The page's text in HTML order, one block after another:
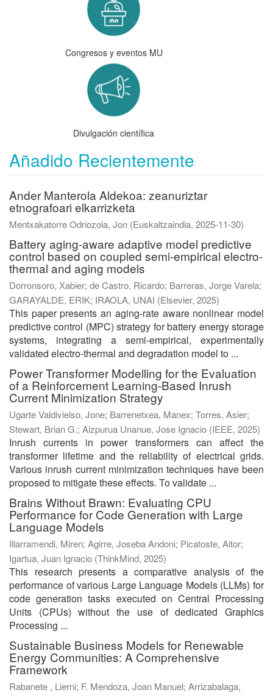
Congresos y eventos MU
Divulgación científica
Añadido Recientemente
Ander Manterola Aldekoa: zeanuriztar
etnografoari elkarrizketa
Mentxakatorre Odriozola, Jon (Euskaltzaindia, 2025-11-30)
Battery aging-aware adaptive model predictive
control based on coupled semi-empirical electro-
thermal and aging models
Dorronsoro, Xabier; de Castro, Ricardo; Barreras, Jorge Varela;
GARAYALDE, ERIK; IRAOLA, UNAI (Elsevier, 2025)
This paper presents an aging-rate aware nonlinear model
predictive control (MPC) strategy for battery energy storage
systems, integrating a semi-empirical, experimentally
validated electro-thermal and degradation model to ...
Power Transformer Modelling for the Evaluation
of a Reinforcement Learning-Based Inrush
Current Minimization Strategy
Ugarte Valdivielso, Jone; Barrenetxea, Manex; Torres, Asier;
Stewart, Brian G.; Aizpurua Unanue, Jose Ignacio (IEEE, 2025)
Inrush currents in power transformers can affect the
transformer lifetime and the reliability of electrical grids.
Various inrush current minimization techniques have been
proposed to mitigate these effects. To validate ...
Brains Without Brawn: Evaluating CPU
Performance for Code Generation with Large
Language Models
Illarramendi, Miren; Agirre, Joseba Andoni; Picatoste, Aitor;
Igartua, Juan Ignacio (ThinkMind, 2025)
This research presents a comparative analysis of the
performance of various Large Language Models (LLMs) for
code generation tasks executed on Central Processing
Units (CPUs) without the use of dedicated Graphics
Processing ...
Sustainable Business Models for Renewable
Energy Communities: A Comprehensive
Framework
Rabanete , Lierni; F. Mendoza, Joan Manuel; Arrizabalaga,